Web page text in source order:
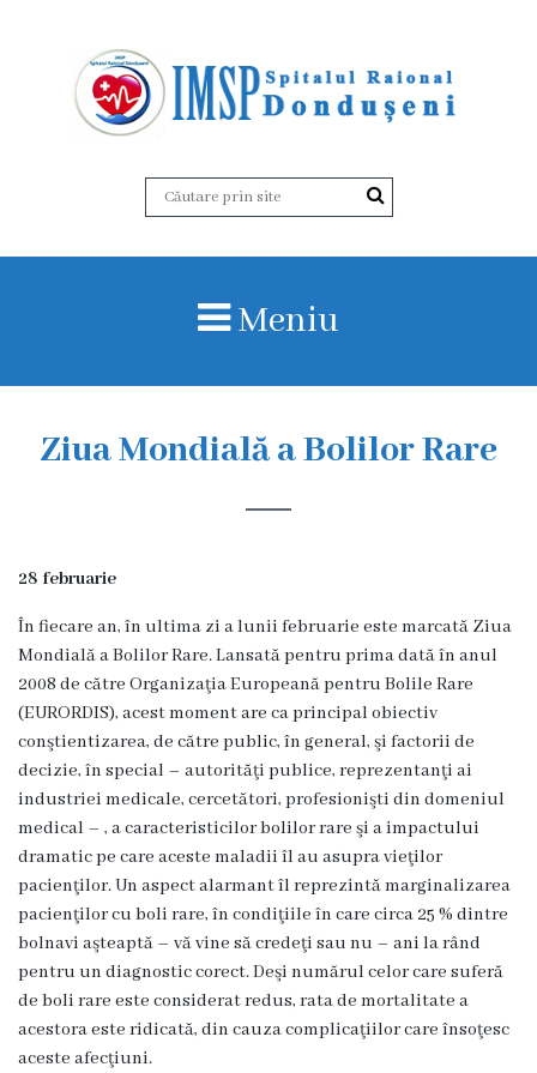
o
r
i
a
O
r
g
a
n
i
Meniu
Ziua Mondială a Bolilor Rare
28 februarie
În fiecare an, în ultima zi a lunii februarie este marcată Ziua
Mondială a Bolilor Rare. Lansată pentru prima dată în anul
2008 de către Organizaţia Europeană pentru Bolile Rare
(EURORDIS), acest moment are ca principal obiectiv
conştientizarea, de către public, în general, şi factorii de
decizie, în special – autorităţi publice, reprezentanţi ai
industriei medicale, cercetători, profesionişti din domeniul
medical – , a caracteristicilor bolilor rare şi a impactului
dramatic pe care aceste maladii îl au asupra vieţilor
pacienţilor. Un aspect alarmant îl reprezintă marginalizarea
pacienţilor cu boli rare, în condiţiile în care circa 25 % dintre
bolnavi aşteaptă – vă vine să credeţi sau nu – ani la rând
pentru un diagnostic corect. Deşi numărul celor care suferă
de boli rare este considerat redus, rata de mortalitate a
acestora este ridicată, din cauza complicaţiilor care însoţesc
aceste afecţiuni.